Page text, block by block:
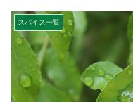
スパイス一覧